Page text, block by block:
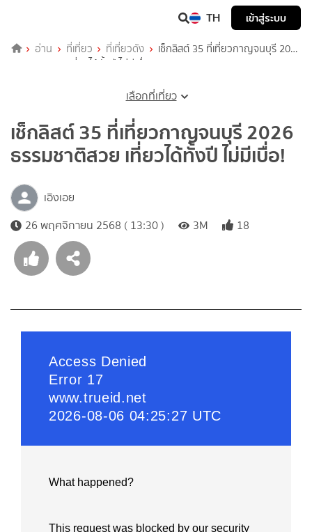
TH เข้าสู่ระบบ
อ่าน ที่เที่ยว ที่เที่ยวดัง
เช็กลิสต์ 35 ที่เที่ยวกาญจนบุรี 2026
ธรรมชาติสวย เที่ยวได้ทั้งปี ไม่มีเบื่อ!
เลือกที่เที่ยว
เช็กลิสต์ 35 ที่เที่ยวกาญจนบุรี 2026
ธรรมชาติสวย เที่ยวได้ทั้งปี ไม่มีเบื่อ!
เอิงเอย
26 พฤศจิกายน 2568 ( 13:30 )
3M 18